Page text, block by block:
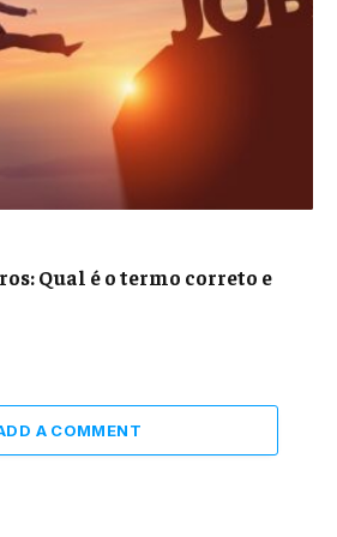
Qual é o termo correto e
A COMMENT